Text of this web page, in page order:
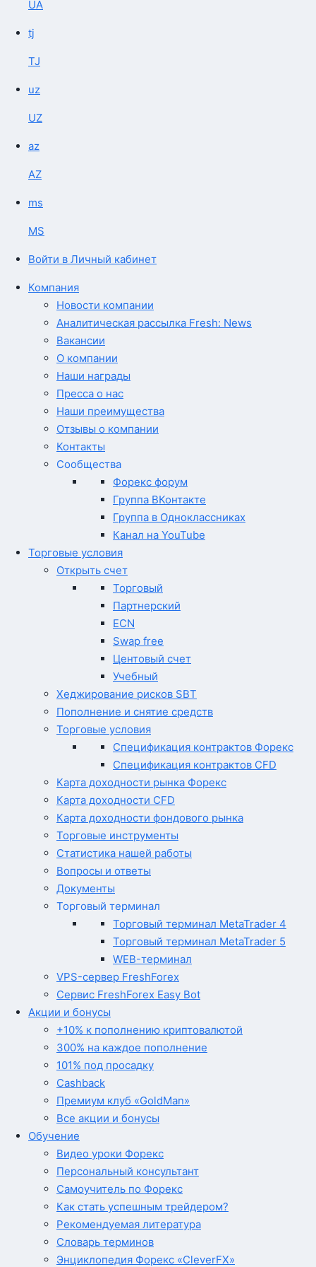
UA
tj
TJ
uz
UZ
az
AZ
ms
MS
Войти в Личный кабинет
Компания
Новости компании
Аналитическая рассылка Fresh: News
Вакансии
О компании
Наши награды
Пресса о нас
Наши преимущества
Отзывы о компании
Контакты
Сообщества
Форекс форум
Группа ВКонтакте
Группа в Одноклассниках
Канал на YouTube
Торговые условия
Открыть счет
Торговый
Партнерский
ECN
Swap free
Центовый счет
Учебный
Хеджирование рисков SBT
Пополнение и снятие средств
Торговые условия
Спецификация контрактов Форекс
Спецификация контрактов CFD
Карта доходности рынка Форекс
Карта доходности CFD
Карта доходности фондового рынка
Торговые инструменты
Статистика нашей работы
Вопросы и ответы
Документы
Торговый терминал
Торговый терминал MetaTrader 4
Торговый терминал MetaTrader 5
WEB-терминал
VPS-сервер FreshForex
Сервис FreshForex Easy Bot
Акции и бонусы
+10% к пополнению криптовалютой
300% на каждое пополнение
101% под просадку
Cashback
Премиум клуб «GoldMan»
Все акции и бонусы
Обучение
Видео уроки Форекс
Персональный консультант
Самоучитель по Форекс
Как стать успешным трейдером?
Рекомендуемая литература
Словарь терминов
Энциклопедия Форекс «CleverFX»